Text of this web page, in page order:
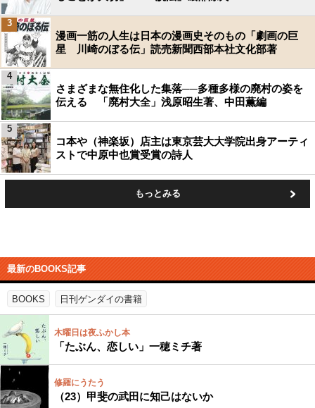
漫画一筋の人生は日本の漫画史そのもの「劇画の巨
星 川崎のぼる伝」読売新聞西部本社文化部著
3
さまざまな無住化した集落──多種多様の廃村の姿を
伝える 「廃村大全」浅原昭生著、中田薫編
4
コ本や（神楽坂）店主は東京芸大大学院出身アーティ
ストで中原中也賞受賞の詩人
5
もっとみる
最新のBOOKS記事
BOOKS 日刊ゲンダイの書籍
木曜日は夜ふかし本
「たぶん、恋しい」一穂ミチ著
修羅にうたう
（23）甲斐の武田に知己はないか